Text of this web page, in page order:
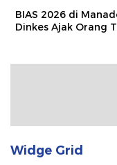
BIAS 2026 di
Dinkes Ajak Orang
Widge Grid